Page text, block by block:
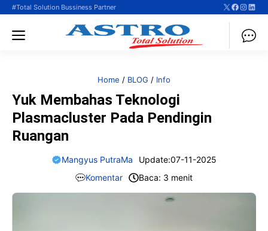
Langsung
#Total Solution Bussiness Partner X
Menu
Home / BLOG / Info
Yuk Membahas Teknologi
Plasmacluster Pada Pendingin
Ruangan
Mangyus PutraMa Update:07-11-2025
Komentar
Baca: 3 menit